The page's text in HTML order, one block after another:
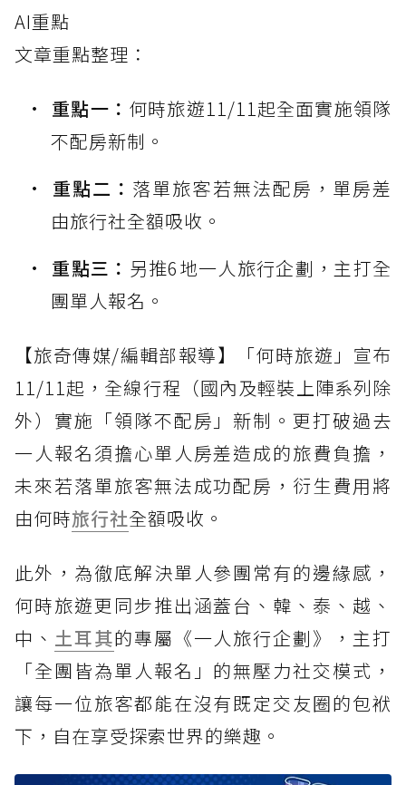
AI重點
文章重點整理：
重點一： 何時旅遊11/11起全面實施領隊
不配房新制。
重點二： 落單旅客若無法配房，單房差
由旅行社全額吸收。
重點三： 另推6地一人旅行企劃，主打全
團單人報名。
【旅奇傳媒/編輯部報導】「何時旅遊」宣布
11/11起，全線行程（國內及輕裝上陣系列除
外）實施「領隊不配房」新制。更打破過去
一人報名須擔心單人房差造成的旅費負擔，
未來若落單旅客無法成功配房，衍生費用將
由何時旅行社全額吸收。
此外，為徹底解決單人參團常有的邊緣感，
何時旅遊更同步推出涵蓋台、韓、泰、越、
中、 土耳其的專屬《一人旅行企劃》，主打
「全團皆為單人報名」的無壓力社交模式，
讓每一位旅客都能在沒有既定交友圈的包袱
下，自在享受探索世界的樂趣。